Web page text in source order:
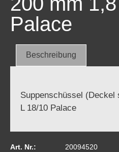
Palace
Beschreibung
Suppenschüssel
L 18/10 Palace
Art. Nr.: 20094520